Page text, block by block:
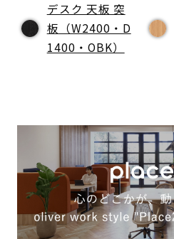
デスク 天板 突
板（W2400・D
1400・OBK）